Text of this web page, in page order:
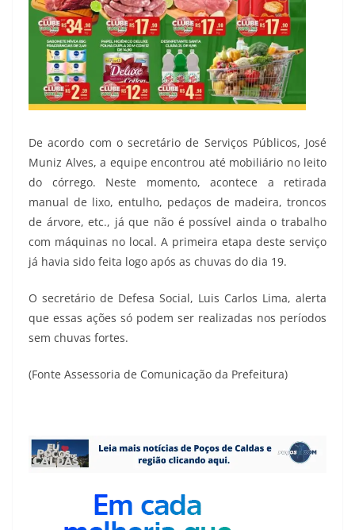
De acordo com o secretário de Serviços Públicos, José
Muniz Alves, a equipe encontrou até mobiliário no leito
do córrego. Neste momento, acontece a retirada
manual de lixo, entulho, pedaços de madeira, troncos
de árvore, etc., já que não é possível ainda o trabalho
com máquinas no local. A primeira etapa deste serviço
já havia sido feita logo após as chuvas do dia 19.
O secretário de Defesa Social, Luis Carlos Lima, alerta
que essas ações só podem ser realizadas nos períodos
sem chuvas fortes.
(Fonte Assessoria de Comunicação da Prefeitura)